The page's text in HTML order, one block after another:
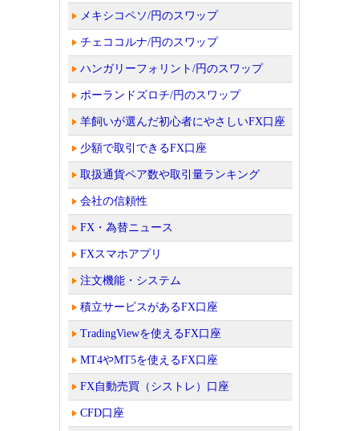
メキシコペソ/円のスワップ
チェココルナ/円のスワップ
ハンガリーフォリント/円のスワップ
ポーランドズロチ/円のスワップ
羊飼いが選んだ初心者にやさしいFX口座
少額で取引できるFX口座
取扱通貨ペア数や取引量ランキング
会社の信頼性
FX・為替ニュース
FXスマホアプリ
注文機能・システム
積立サービスがあるFX口座
TradingViewを使えるFX口座
MT4やMT5を使えるFX口座
FX自動売買（シストレ）口座
CFD口座